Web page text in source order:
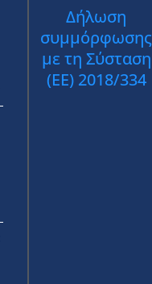
Δήλωση
συμμόρφωσης
με τη Σύσταση
(ΕΕ) 2018/334